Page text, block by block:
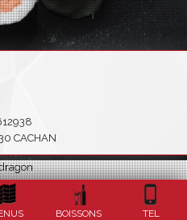
CACHAN
BOISSONS TEL